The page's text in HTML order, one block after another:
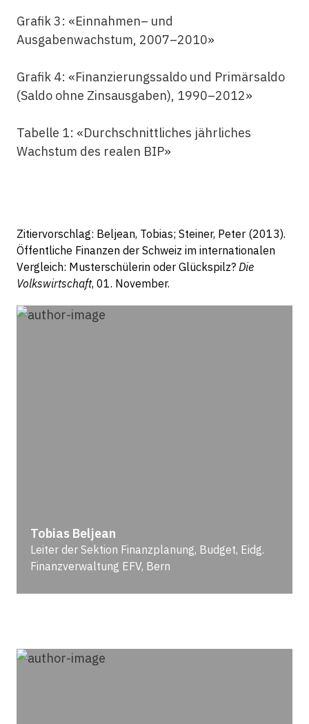
Grafik 3: «Einnahmen– und
Ausgabenwachstum, 2007–2010»
Grafik 4: «Finanzierungssaldo und Primärsaldo
(Saldo ohne Zinsausgaben), 1990–2012»
Tabelle 1: «Durchschnittliches jährliches
Wachstum des realen BIP»
Zitiervorschlag: Beljean, Tobias; Steiner, Peter (2013).
Öffentliche Finanzen der Schweiz im internationalen
Vergleich: Musterschülerin oder Glückspilz? Die
Volkswirtschaft, 01. November.
Tobias Beljean
Leiter der Sektion Finanzplanung, Budget, Eidg.
Finanzverwaltung EFV, Bern